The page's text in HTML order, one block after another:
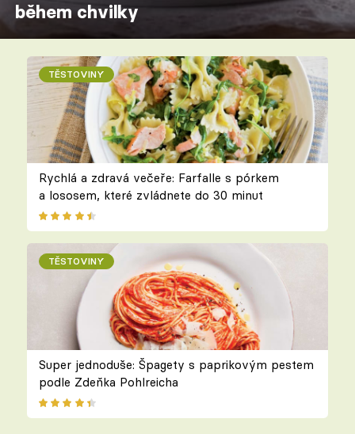
během chvilky
TĚSTOVINY
Rychlá a zdravá večeře: Farfalle s pórkem
a lososem, které zvládnete do 30 minut
TĚSTOVINY
Super jednoduše: Špagety s paprikovým pestem
podle Zdeňka Pohlreicha